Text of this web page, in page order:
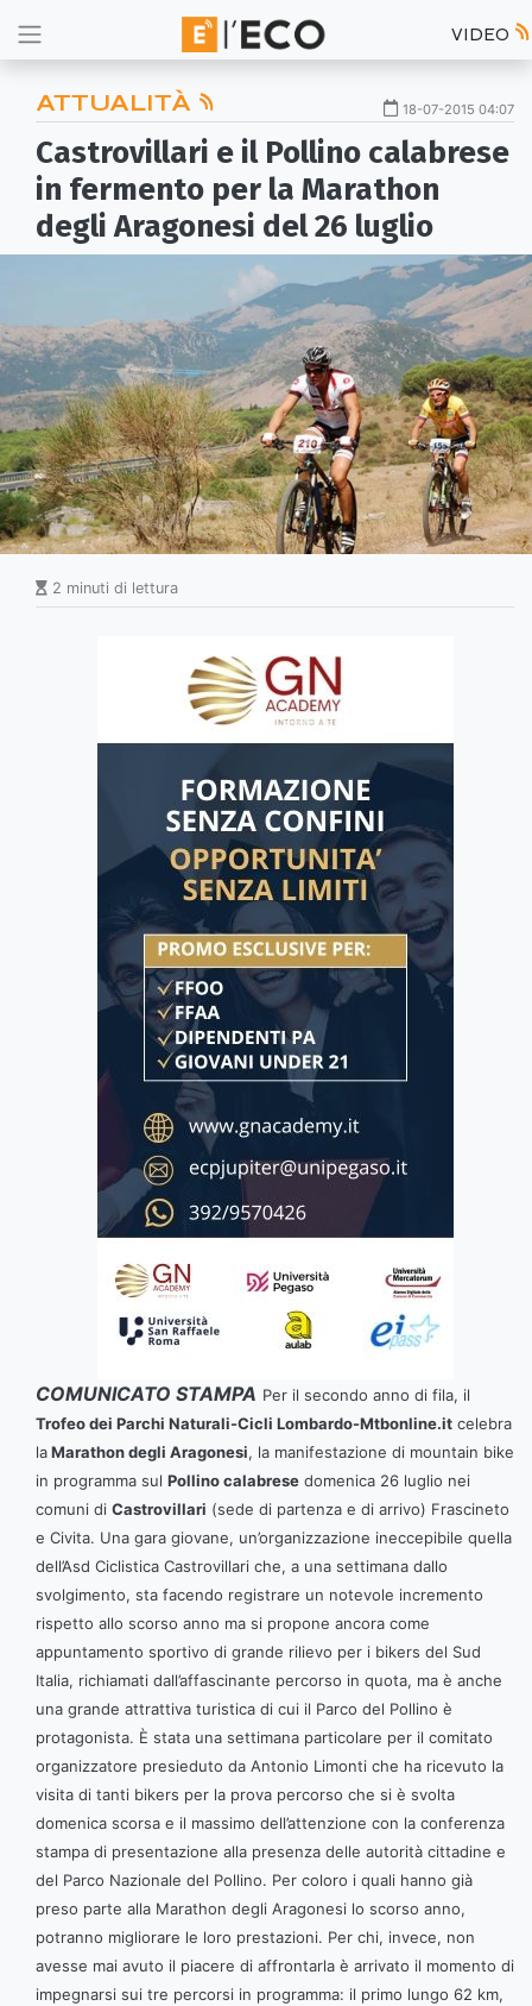
VIDEO
ATTUALITÀ 18-07-2015 04:07
Castrovillari e il Pollino calabrese
in fermento per la Marathon
degli Aragonesi del 26 luglio
2 minuti di lettura
COMUNICATO STAMPA Per il secondo anno di fila, il
Trofeo dei Parchi Naturali-Cicli Lombardo-Mtbonline.it celebra
laMarathon degli Aragonesi, la manifestazione di mountain bike
in programma sul Pollino calabrese domenica 26 luglio nei
comuni di Castrovillari (sede di partenza e di arrivo) Frascineto
e Civita. Una gara giovane, un’organizzazione ineccepibile quella
dell’Asd Ciclistica Castrovillari che, a una settimana dallo
svolgimento, sta facendo registrare un notevole incremento
rispetto allo scorso anno ma si propone ancora come
appuntamento sportivo di grande rilievo per i bikers del Sud
Italia, richiamati dall’affascinante percorso in quota, ma è anche
una grande attrattiva turistica di cui il Parco del Pollino è
protagonista. È stata una settimana particolare per il comitato
organizzatore presieduto da Antonio Limonti che ha ricevuto la
visita di tanti bikers per la prova percorso che si è svolta
domenica scorsa e il massimo dell’attenzione con la conferenza
stampa di presentazione alla presenza delle autorità cittadine e
del Parco Nazionale del Pollino. Per coloro i quali hanno già
preso parte alla Marathon degli Aragonesi lo scorso anno,
potranno migliorare le loro prestazioni. Per chi, invece, non
avesse mai avuto il piacere di affrontarla è arrivato il momento di
impegnarsi sui tre percorsi in programma: il primo lungo 62 km,